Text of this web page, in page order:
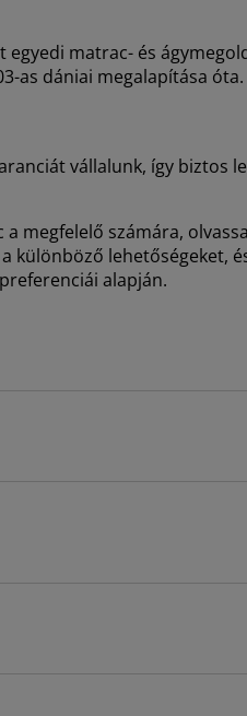
matrac- és
dániai megalapítása óta.
vállalunk, így biztos
megfelelő számára,
különböző lehetőségeket,
alapján.